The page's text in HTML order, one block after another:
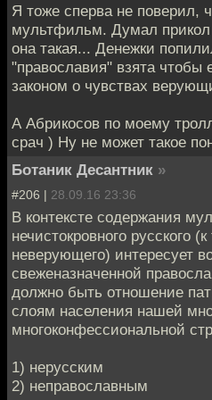
Я тоже сперва не поверил,
мультфильм. Думал прикол
она такая... Денежки
"православия" взята чтобы
законом о чувствах
А Абрикосов по моему
срач ) Ну не может такое
Ботаник Десантник »
#206 | 28.09.16 23:36
В контексте содержания
нечистокровного русского
неверующего) интересует
свеженазначенной
должно быть отношение
слоям населения нашей
многоконфессиональной
1) нерусским
2) неправославным